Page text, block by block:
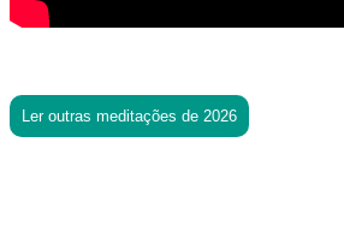
Ler outras meditações de 2026